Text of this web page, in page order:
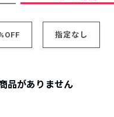
プライバシーポリシー
指定なし
品がありません